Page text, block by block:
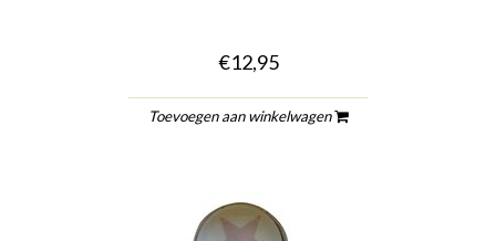
€12,95
Toevoegen aan winkelwagen